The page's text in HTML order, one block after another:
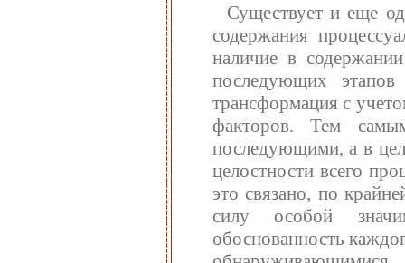
Существует и еще
содержания
наличие в
последующих
трансформация с
факторов. Тем
последующими, а в
целостности всего
это связано, по
силу особой
обоснованность